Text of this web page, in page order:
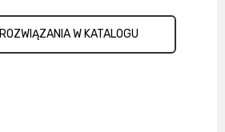
W KATALOGU